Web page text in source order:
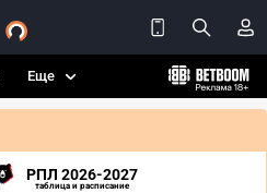
Еще
РПЛ 2026-2027
таблица и расписание